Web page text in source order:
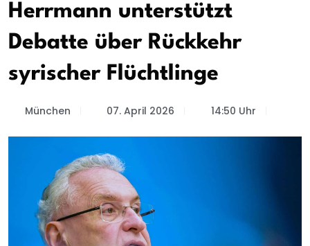
Herrmann unterstützt
Debatte über Rückkehr
syrischer Flüchtlinge
München 07. April 2026 14:50 Uhr